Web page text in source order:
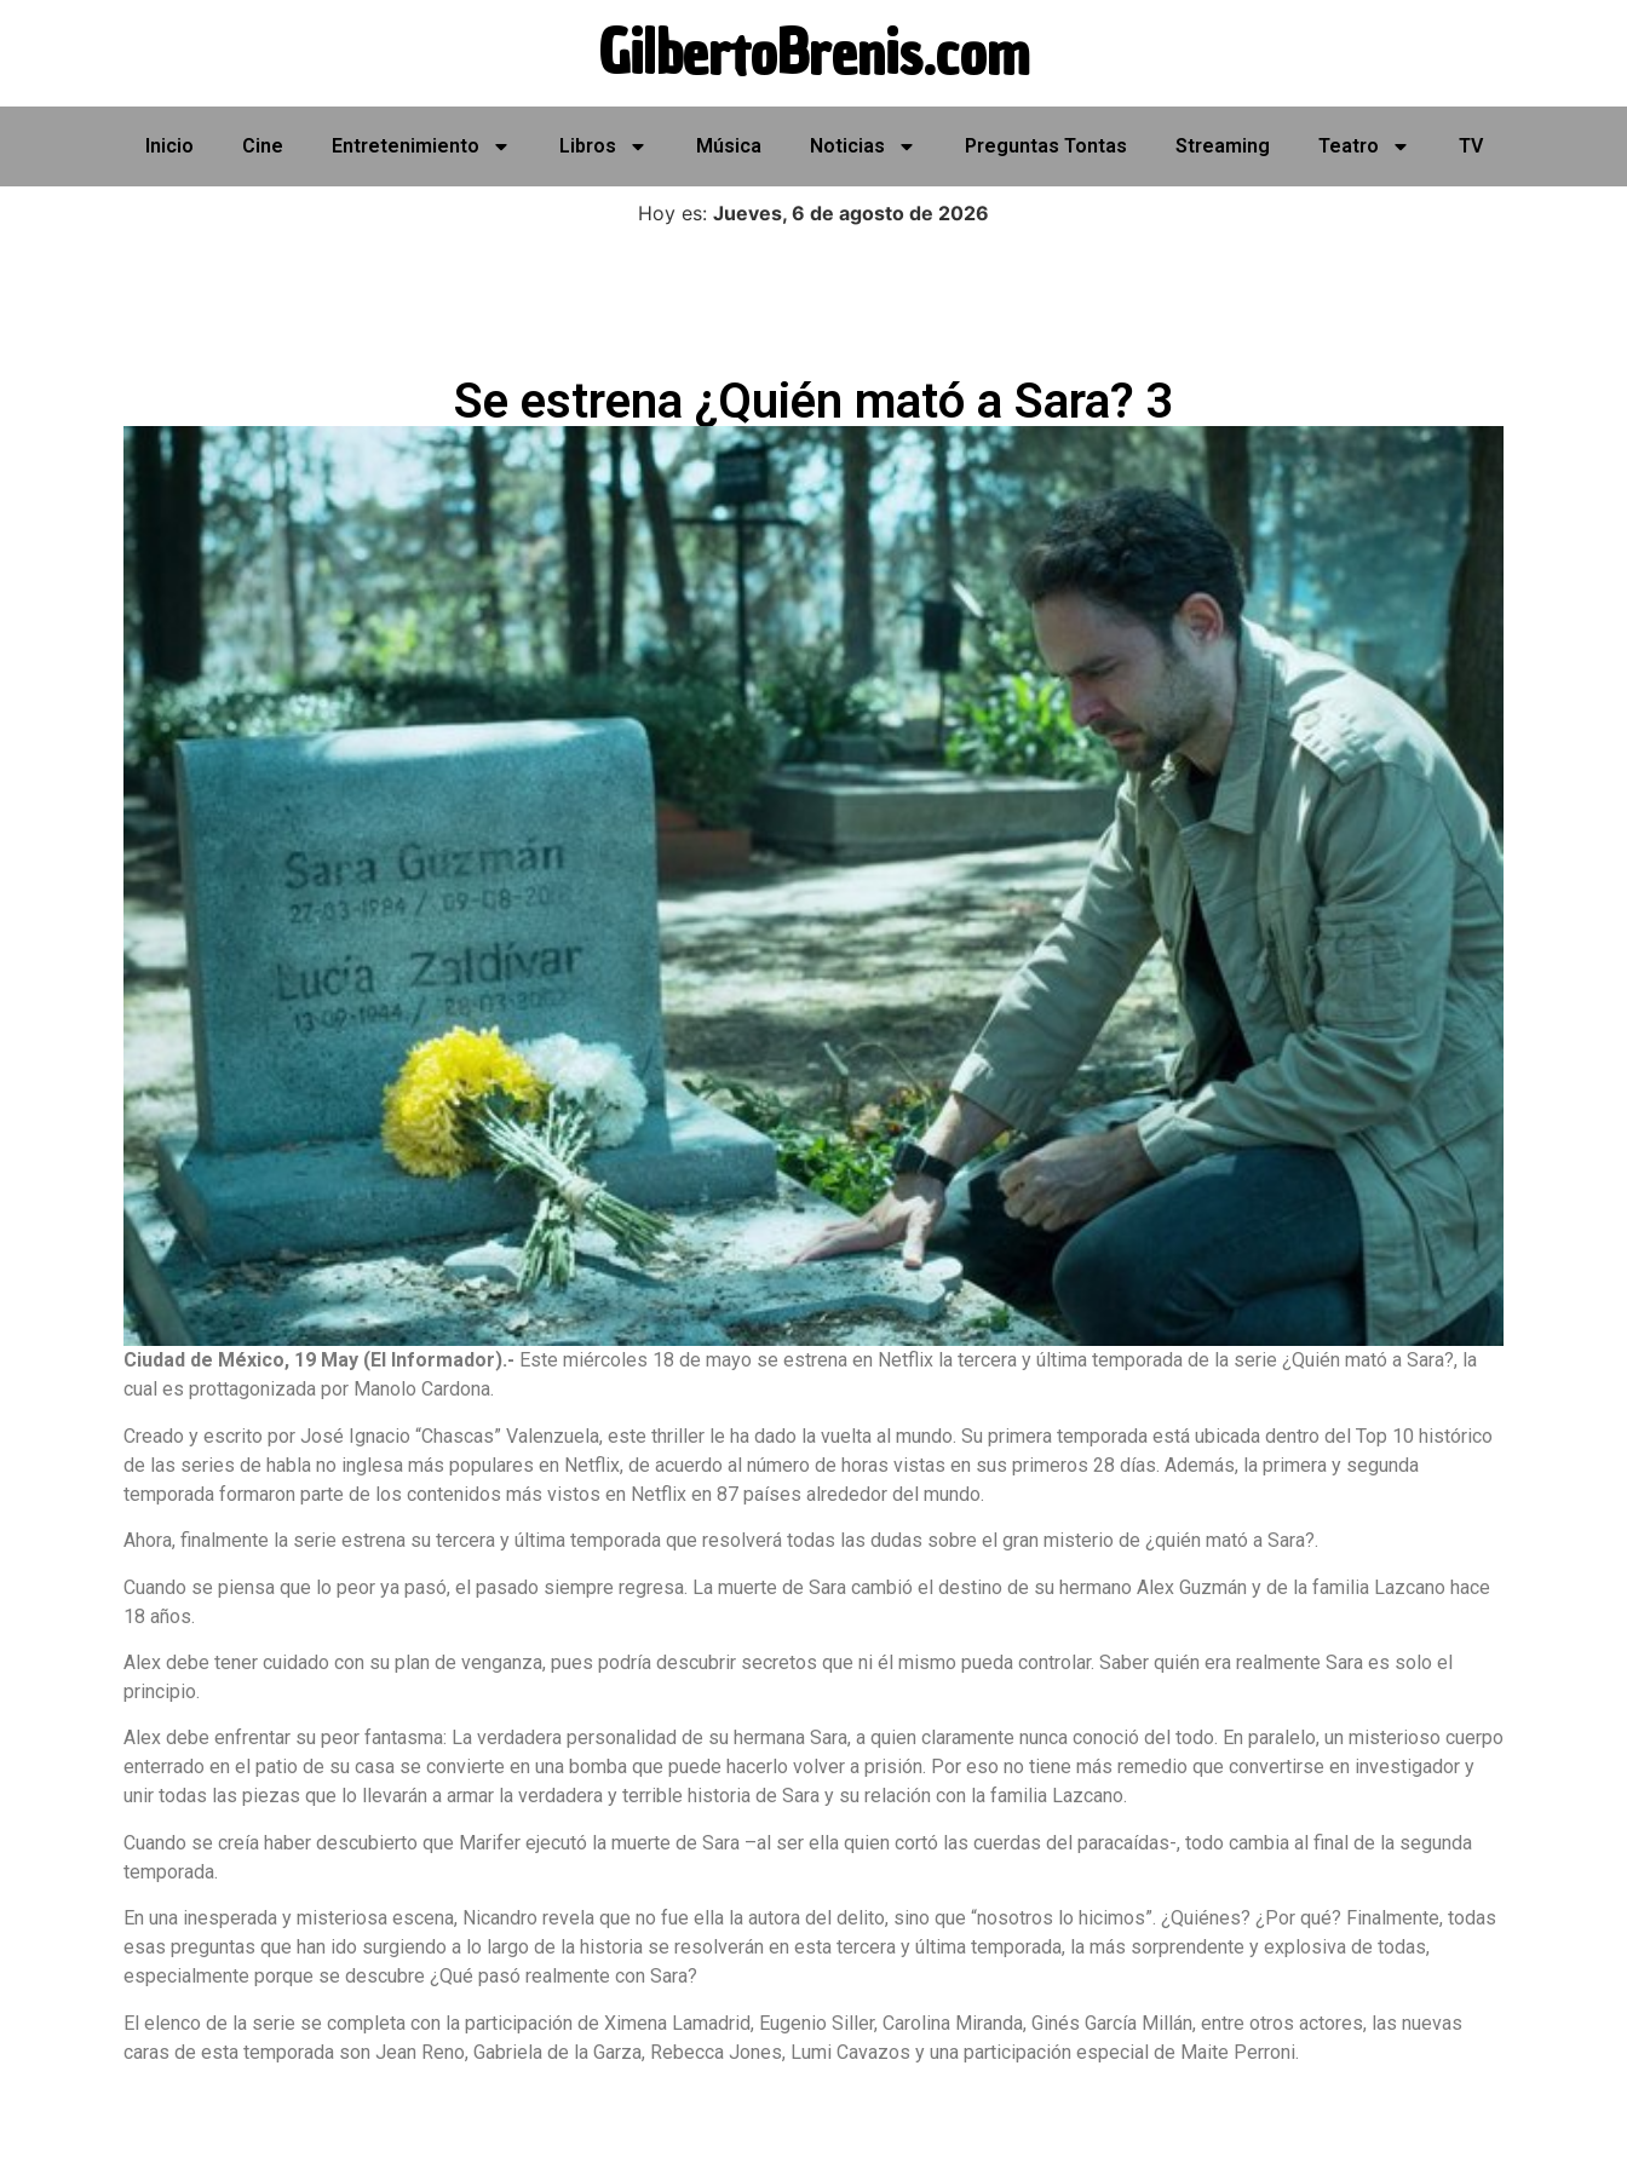
GilbertoBrenis.com
Inicio Cine Entretenimiento Libros Música Noticias Preguntas Tontas Streaming Teatro TV
Hoy es: Jueves, 6 de agosto de 2026
Se estrena ¿Quién mató a Sara? 3
Ciudad de México, 19 May (El Informador).- Este miércoles 18 de mayo se estrena en Netflix la tercera y última temporada de la serie ¿Quién mató a Sara?, la
cual es prottagonizada por Manolo Cardona.
Creado y escrito por José Ignacio “Chascas” Valenzuela, este thriller le ha dado la vuelta al mundo. Su primera temporada está ubicada dentro del Top 10 histórico
de las series de habla no inglesa más populares en Netflix, de acuerdo al número de horas vistas en sus primeros 28 días. Además, la primera y segunda
temporada formaron parte de los contenidos más vistos en Netflix en 87 países alrededor del mundo.
Ahora, finalmente la serie estrena su tercera y última temporada que resolverá todas las dudas sobre el gran misterio de ¿quién mató a Sara?.
Cuando se piensa que lo peor ya pasó, el pasado siempre regresa. La muerte de Sara cambió el destino de su hermano Alex Guzmán y de la familia Lazcano hace
18 años.
Alex debe tener cuidado con su plan de venganza, pues podría descubrir secretos que ni él mismo pueda controlar. Saber quién era realmente Sara es solo el
principio.
Alex debe enfrentar su peor fantasma: La verdadera personalidad de su hermana Sara, a quien claramente nunca conoció del todo. En paralelo, un misterioso cuerpo
enterrado en el patio de su casa se convierte en una bomba que puede hacerlo volver a prisión. Por eso no tiene más remedio que convertirse en investigador y
unir todas las piezas que lo llevarán a armar la verdadera y terrible historia de Sara y su relación con la familia Lazcano.
Cuando se creía haber descubierto que Marifer ejecutó la muerte de Sara –al ser ella quien cortó las cuerdas del paracaídas-, todo cambia al final de la segunda
temporada.
En una inesperada y misteriosa escena, Nicandro revela que no fue ella la autora del delito, sino que “nosotros lo hicimos”. ¿Quiénes? ¿Por qué? Finalmente, todas
esas preguntas que han ido surgiendo a lo largo de la historia se resolverán en esta tercera y última temporada, la más sorprendente y explosiva de todas,
especialmente porque se descubre ¿Qué pasó realmente con Sara?
El elenco de la serie se completa con la participación de Ximena Lamadrid, Eugenio Siller, Carolina Miranda, Ginés García Millán, entre otros actores, las nuevas
caras de esta temporada son Jean Reno, Gabriela de la Garza, Rebecca Jones, Lumi Cavazos y una participación especial de Maite Perroni.